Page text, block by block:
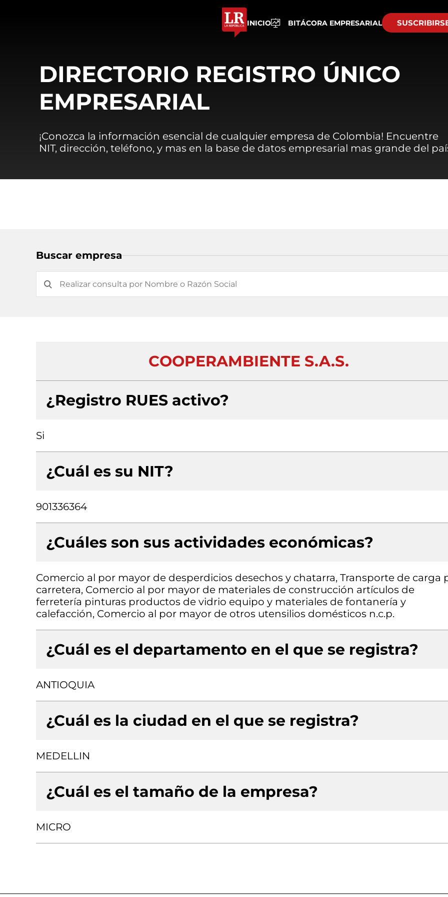
INICIO BITÁCORA EMPRESARIAL
DIRECTORIO REGISTRO ÚNICO
EMPRESARIAL
¡Conozca la información esencial de cualquier empresa de Colombia! Encuentre
NIT, dirección, teléfono, y mas en la base de datos empresarial mas grande del
Buscar empresa
COOPERAMBIENTE S.A.S.
¿Registro RUES activo?
Si
¿Cuál es su NIT?
901336364
¿Cuáles son sus actividades económicas?
Comercio al por mayor de desperdicios desechos y chatarra, Transporte de carga
carretera, Comercio al por mayor de materiales de construcción artículos de
ferretería pinturas productos de vidrio equipo y materiales de fontanería y
calefacción, Comercio al por mayor de otros utensilios domésticos n.c.p.
¿Cuál es el departamento en el que se registra?
ANTIOQUIA
¿Cuál es la ciudad en el que se registra?
MEDELLIN
¿Cuál es el tamaño de la empresa?
MICRO